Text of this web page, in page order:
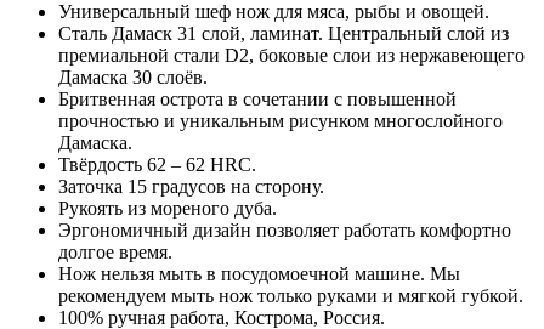
Морёный
ДУБ
2000
лет,
octagon.
Универсальный шеф нож для мяса, рыбы и овощей.
Сталь Дамаск 31 слой, ламинат. Центральный слой из
премиальной стали D2, боковые слои из нержавеющего
Дамаска 30 слоёв.
Бритвенная острота в сочетании с повышенной
прочностью и уникальным рисунком многослойного
Дамаска.
Твёрдость 62 – 62 HRC.
Заточка 15 градусов на сторону.
Рукоять из мореного дуба.
Эргономичный дизайн позволяет работать комфортно
долгое время.
Нож нельзя мыть в посудомоечной машине. Мы
рекомендуем мыть нож только руками и мягкой губкой.
100% ручная работа, Кострома, Россия.